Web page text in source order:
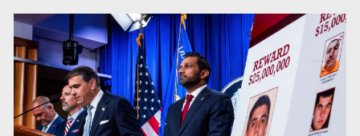
Procesan a el “R1”, presunto líder criminal en Jalisco y
Michoacán